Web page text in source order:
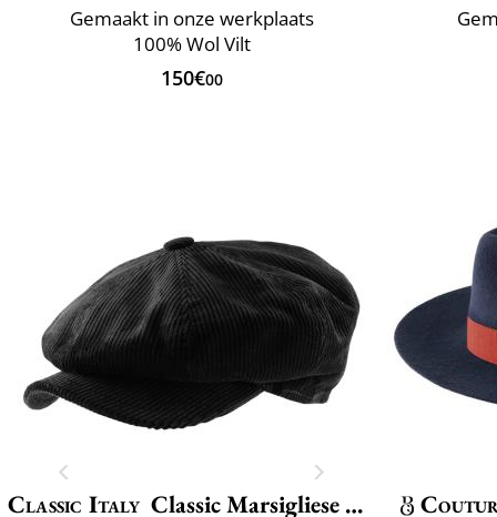
Gemaakt in onze werkplaats
100% Wol Vilt
150€00
Classic Italy Classic Marsigliese Velvet